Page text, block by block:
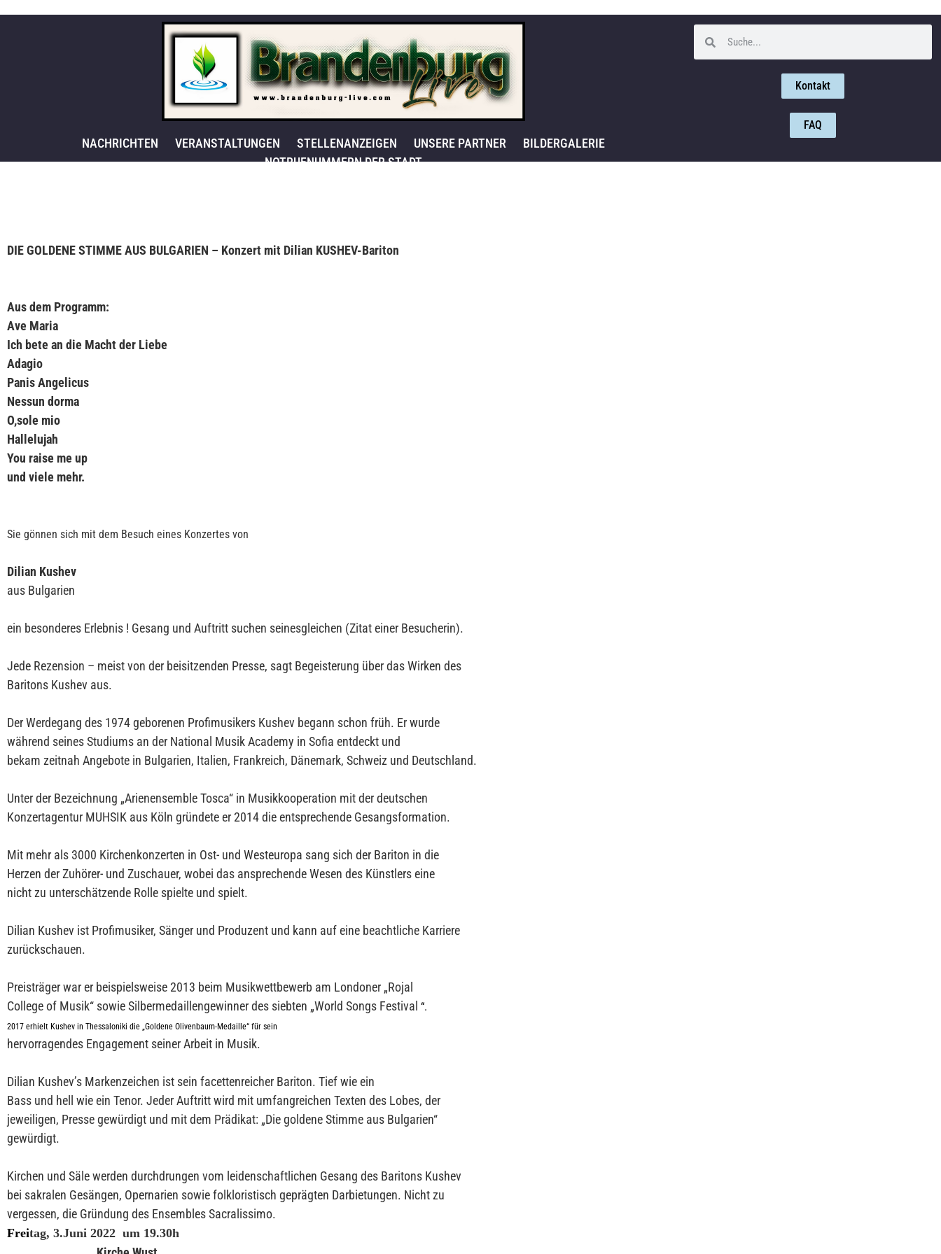
NACHRICHTEN VERANSTALTUNGEN STELLENANZEIGEN UNSERE PARTNER
BILDERGALERIE
NOTRUFNUMMERN DER STADT
Kontakt
FAQ
DIE GOLDENE STIMME AUS BULGARIEN – Konzert mit Dilian KUSHEV-Bariton
Aus dem Programm:
Ave Maria
Ich bete an die Macht der Liebe
Adagio
Panis Angelicus
Nessun dorma
O,sole mio
Hallelujah
You raise me up
und viele mehr.
Sie gönnen sich mit dem Besuch eines Konzertes von
Dilian Kushev
aus Bulgarien
ein besonderes Erlebnis ! Gesang und Auftritt suchen seinesgleichen (Zitat einer Besucherin).
Jede Rezension – meist von der beisitzenden Presse, sagt Begeisterung über das Wirken des
Baritons Kushev aus.
Der Werdegang des 1974 geborenen Profimusikers Kushev begann schon früh. Er wurde
während seines Studiums an der National Musik Academy in Sofia entdeckt und
bekam zeitnah Angebote in Bulgarien, Italien, Frankreich, Dänemark, Schweiz und Deutschland.
Unter der Bezeichnung „Arienensemble Tosca“ in Musikkooperation mit der deutschen
Konzertagentur MUHSIK aus Köln gründete er 2014 die entsprechende Gesangsformation.
Mit mehr als 3000 Kirchenkonzerten in Ost- und Westeuropa sang sich der Bariton in die
Herzen der Zuhörer- und Zuschauer, wobei das ansprechende Wesen des Künstlers eine
nicht zu unterschätzende Rolle spielte und spielt.
Dilian Kushev ist Profimusiker, Sänger und Produzent und kann auf eine beachtliche Karriere
zurückschauen.
Preisträger war er beispielsweise 2013 beim Musikwettbewerb am Londoner „Rojal
College of Musik“ sowie Silbermedaillengewinner des siebten „World Songs Festival “.
2017 erhielt Kushev in Thessaloniki die „Goldene Olivenbaum-Medaille“ für sein
hervorragendes Engagement seiner Arbeit in Musik.
Dilian Kushev’s Markenzeichen ist sein facettenreicher Bariton. Tief wie ein
Bass und hell wie ein Tenor. Jeder Auftritt wird mit umfangreichen Texten des Lobes, der
jeweiligen, Presse gewürdigt und mit dem Prädikat: „Die goldene Stimme aus Bulgarien“
gewürdigt.
Kirchen und Säle werden durchdrungen vom leidenschaftlichen Gesang des Baritons Kushev
bei sakralen Gesängen, Opernarien sowie folkloristisch geprägten Darbietungen. Nicht zu
vergessen, die Gründung des Ensembles Sacralissimo.
Freitag, 3.Juni 2022 um 19.30h